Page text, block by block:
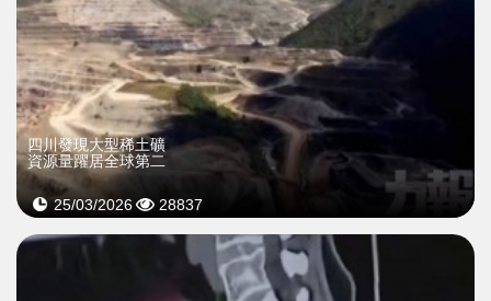
四川發現大型稀土礦
資源量躍居全球第二
25/03/2026 28837